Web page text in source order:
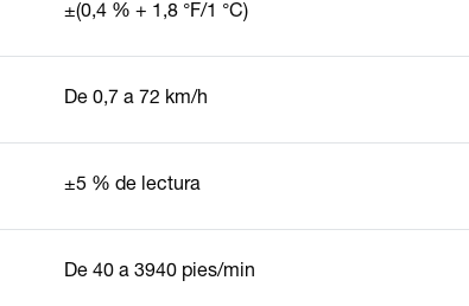
±(0,4 % + 1,8 °F/1 °C)
De 0,7 a 72 km/h
±5 % de lectura
De 40 a 3940 pies/min